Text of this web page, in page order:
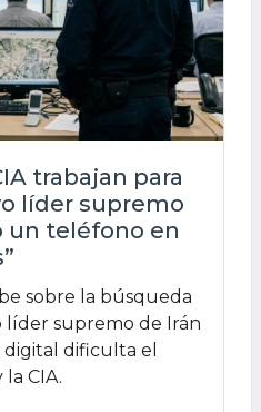
trabajan para
líder supremo
un teléfono en
sobre la búsqueda
supremo de Irán
dificulta el
CIA.